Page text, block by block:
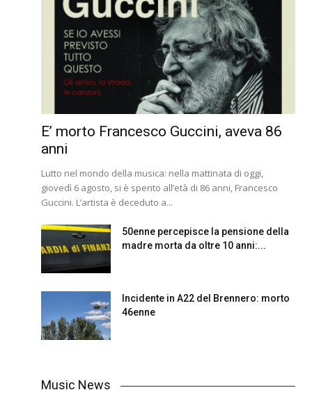
E’ morto Francesco Guccini, aveva 86
anni
Lutto nel mondo della musica: nella mattinata di oggi,
giovedì 6 agosto, si è spento all’età di 86 anni, Francesco
Guccini. L’artista è deceduto a...
50enne percepisce la pensione della
madre morta da oltre 10 anni:...
Incidente in A22 del Brennero: morto
46enne
Music News